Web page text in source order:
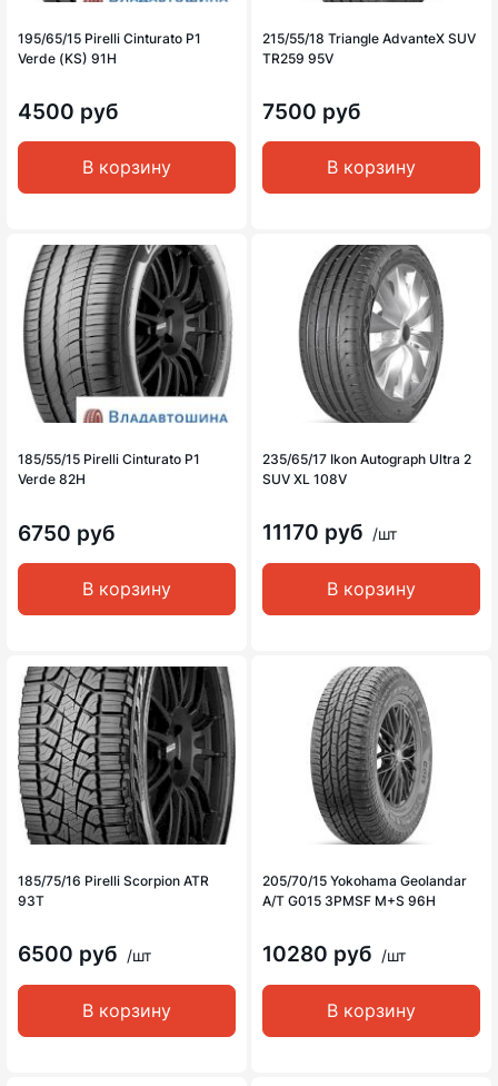
195/65/15 Pirelli Cinturato P1
Verde (KS) 91H
4500 руб
В корзину
215/55/18 Triangle AdvanteX SUV
TR259 95V
7500 руб
В корзину
185/55/15 Pirelli Cinturato P1
Verde 82H
6750 руб
В корзину
235/65/17 Ikon Autograph Ultra 2
SUV XL 108V
11170 руб /шт
В корзину
185/75/16 Pirelli Scorpion ATR
93T
6500 руб /шт
В корзину
205/70/15 Yokohama Geolandar
A/T G015 3PMSF M+S 96H
10280 руб /шт
В корзину